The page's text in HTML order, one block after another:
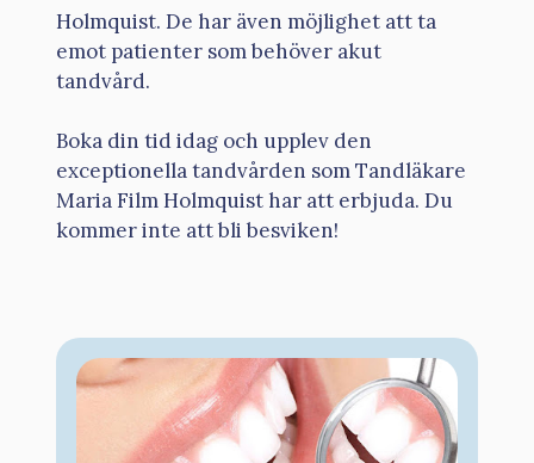
Holmquist. De har även möjlighet att ta
emot patienter som behöver akut
tandvård.
Boka din tid idag och upplev den
exceptionella tandvården som Tandläkare
Maria Film Holmquist har att erbjuda. Du
kommer inte att bli besviken!